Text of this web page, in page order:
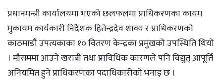
प्रधानमन्त्री कार्यालयमा भएको छलफलमा प्राधिकरणका कायम
मुकायम कार्यकारी निर्देशक हितेन्द्रदेव शाक्य र प्राधिकरणको
काठमाडौं उपत्यकाका १० वितरण केन्द्रका प्रमुखको उपस्थिति थियो
। मौसममा आउने खराबी तथा प्राविधिक कारणले पनि विद्युत् आपूर्ति
अनियमित हुने प्राधिकरणका पदाधिकारीको भनाइ छ ।